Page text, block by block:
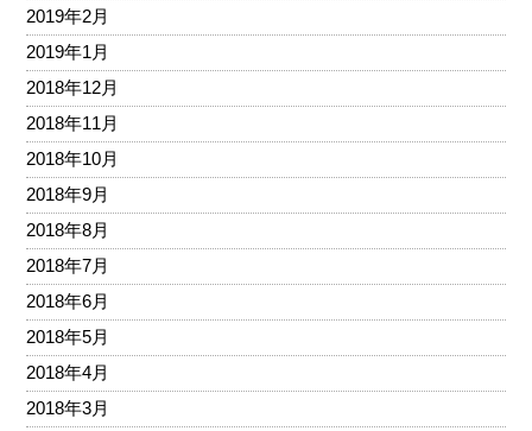
2019年2月
2019年1月
2018年12月
2018年11月
2018年10月
2018年9月
2018年8月
2018年7月
2018年6月
2018年5月
2018年4月
2018年3月